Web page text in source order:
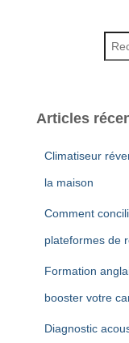
Articles
Climatiseur
la maison
Comment
plateformes de
Formation
booster votre
Diagnostic